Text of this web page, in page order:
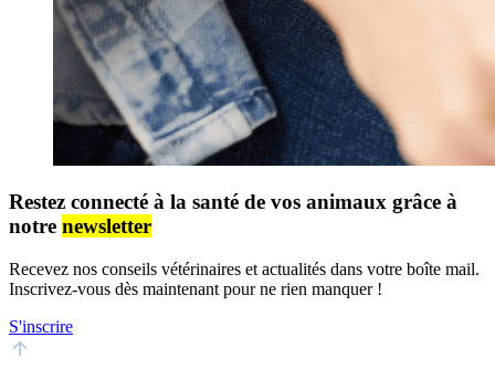
Restez connecté à la santé de vos animaux grâce à
notre newsletter
Recevez nos conseils vétérinaires et actualités dans votre boîte mail.
Inscrivez-vous dès maintenant pour ne rien manquer !
S'inscrire